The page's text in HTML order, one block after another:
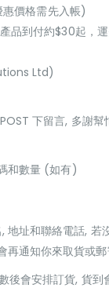
價格需先入帳)
到付約$30起，
Ltd)
下留言, 多謝幫
和數量 (如有)
址和聯絡電話, 若
再通知你來取貨或郵
後會安排訂貨, 貨